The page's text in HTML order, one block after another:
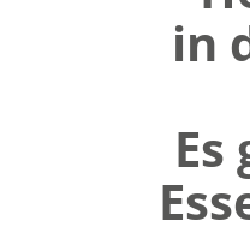
in